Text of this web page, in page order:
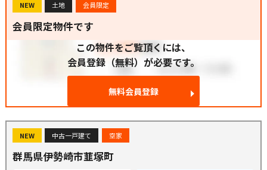
NEW 土地 会員限定
会員限定物件です
この物件をご覧頂くには、
会員登録（無料）が必要です。
無料会員登録
NEW 中古一戸建て 空家
群馬県伊勢崎市韮塚町